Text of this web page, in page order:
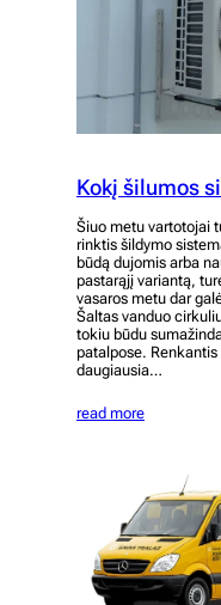
Kokį šilumos
Šiuo metu vartotojai
rinktis šildymo
būdą dujomis arba
pastarąjį variantą,
vasaros metu dar
Šaltas vanduo
tokiu būdu
patalpose.
daugiausia…
read more